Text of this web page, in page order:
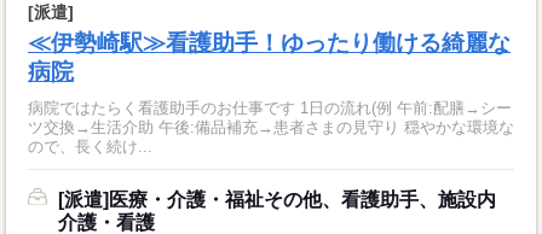
[派遣]
≪伊勢崎駅≫看護助手！ゆったり働ける綺麗な
病院
病院ではたらく看護助手のお仕事です 1日の流れ(例 午前:配膳→シー
ツ交換→生活介助 午後:備品補充→患者さまの見守り 穏やかな環境な
ので、長く続け...
[派遣]医療・介護・福祉その他、看護助手、施設内
介護・看護